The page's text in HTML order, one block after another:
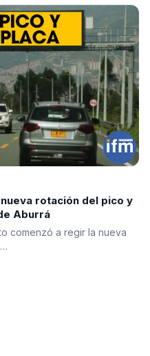
rotación del pico y
Aburrá
comenzó a regir la nueva